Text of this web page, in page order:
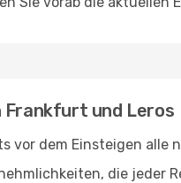
Frankfurt und Leros
vor dem Einsteigen
die jeder